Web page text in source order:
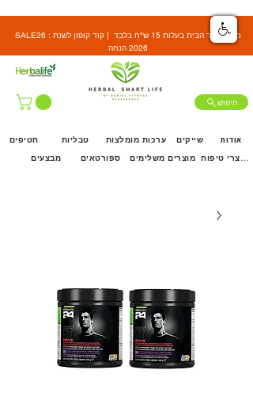
SALE26 : משלוח עד הבית בעלות 15 ש"ח בלבד | קוד קופון לשנת
2026 הנחה
חיפוש
מבצעים מוצרים משלימים
טבליות
ספורטאים
מוצרי טיפוח
חטיפים ערכות מומלצות שייקים אודות